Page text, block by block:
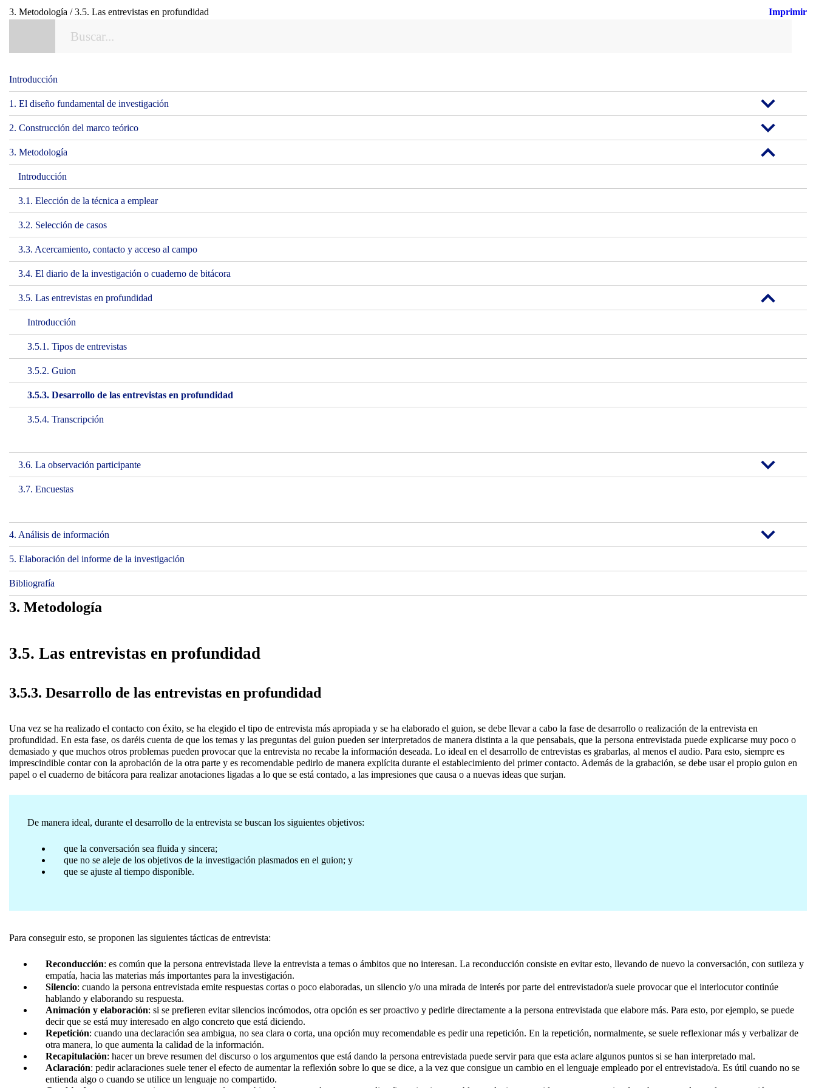
3. Metodología / 3.5. Las entrevistas en profundidad
Imprimir
Introducción
1. El diseño fundamental de investigación
2. Construcción del marco teórico
3. Metodología
Introducción
3.1. Elección de la técnica a emplear
3.2. Selección de casos
3.3. Acercamiento, contacto y acceso al campo
3.4. El diario de la investigación o cuaderno de bitácora
3.5. Las entrevistas en profundidad
Introducción
3.5.1. Tipos de entrevistas
3.5.2. Guion
3.5.3. Desarrollo de las entrevistas en profundidad
3.5.4. Transcripción
3.6. La observación participante
3.7. Encuestas
4. Análisis de información
5. Elaboración del informe de la investigación
Bibliografía
3. Metodología
3.5. Las entrevistas en profundidad
3.5.3. Desarrollo de las entrevistas en profundidad
Una vez se ha realizado el contacto con éxito, se ha elegido el tipo de entrevista más apropiada y se ha elaborado el guion, se debe llevar a cabo la fase de desarrollo o realización de la entrevista en
profundidad. En esta fase, os daréis cuenta de que los temas y las preguntas del guion pueden ser interpretados de manera distinta a la que pensabais, que la persona entrevistada puede explicarse muy poco o
demasiado y que muchos otros problemas pueden provocar que la entrevista no recabe la información deseada. Lo ideal en el desarrollo de entrevistas es grabarlas, al menos el audio. Para esto, siempre es
imprescindible contar con la aprobación de la otra parte y es recomendable pedirlo de manera explícita durante el establecimiento del primer contacto. Además de la grabación, se debe usar el propio guion en
papel o el cuaderno de bitácora para realizar anotaciones ligadas a lo que se está contado, a las impresiones que causa o a nuevas ideas que surjan.
De manera ideal, durante el desarrollo de la entrevista se buscan los siguientes objetivos:
que la conversación sea fluida y sincera;
que no se aleje de los objetivos de la investigación plasmados en el guion; y
que se ajuste al tiempo disponible.
Para conseguir esto, se proponen las siguientes tácticas de entrevista:
Reconducción: es común que la persona entrevistada lleve la entrevista a temas o ámbitos que no interesan. La reconducción consiste en evitar esto, llevando de nuevo la conversación, con sutileza y
empatía, hacia las materias más importantes para la investigación.
Silencio: cuando la persona entrevistada emite respuestas cortas o poco elaboradas, un silencio y/o una mirada de interés por parte del entrevistador/a suele provocar que el interlocutor continúe
hablando y elaborando su respuesta.
Animación y elaboración: si se prefieren evitar silencios incómodos, otra opción es ser proactivo y pedirle directamente a la persona entrevistada que elabore más. Para esto, por ejemplo, se puede
decir que se está muy interesado en algo concreto que está diciendo.
Repetición: cuando una declaración sea ambigua, no sea clara o corta, una opción muy recomendable es pedir una repetición. En la repetición, normalmente, se suele reflexionar más y verbalizar de
otra manera, lo que aumenta la calidad de la información.
Recapitulación: hacer un breve resumen del discurso o los argumentos que está dando la persona entrevistada puede servir para que esta aclare algunos puntos si se han interpretado mal.
Aclaración: pedir aclaraciones suele tener el efecto de aumentar la reflexión sobre lo que se dice, a la vez que consigue un cambio en el lenguaje empleado por el entrevistado/a. Es útil cuando no se
entienda algo o cuando se utilice un lenguaje no compartido.